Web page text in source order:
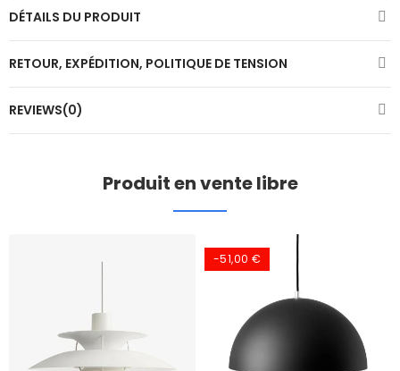
DÉTAILS DU PRODUIT
RETOUR, EXPÉDITION, POLITIQUE DE TENSION
REVIEWS(0)
Produit en vente libre
-51,00 €